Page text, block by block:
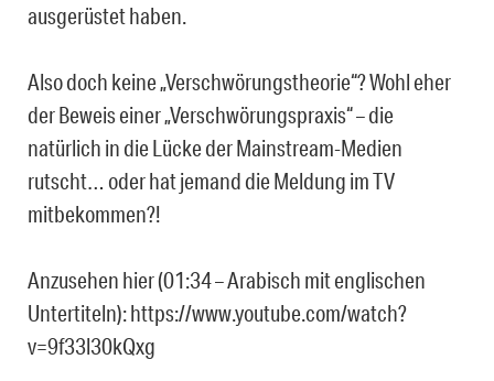
ausgerüstet haben.
Also doch keine „Verschwörungstheorie“? Wohl eher
der Beweis einer „Verschwörungspraxis“ – die
natürlich in die Lücke der Mainstream-Medien
rutscht… oder hat jemand die Meldung im TV
mitbekommen?!
Anzusehen hier (01:34 – Arabisch mit englischen
Untertiteln): https://www.youtube.com/watch?
v=9f33l30kQxg